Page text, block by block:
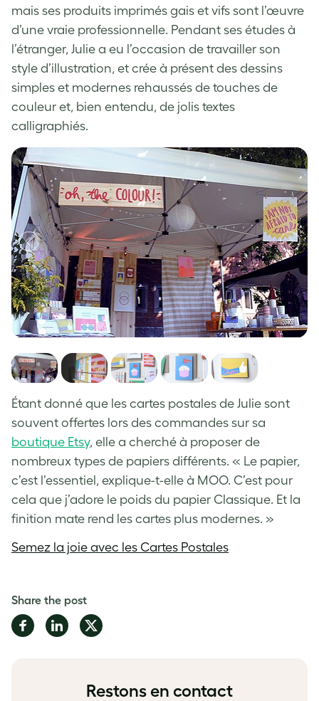
mais ses produits imprimés gais et vifs sont l’œuvre
d’une vraie professionnelle. Pendant ses études à
l’étranger, Julie a eu l’occasion de travailler son
style d’illustration, et crée à présent des dessins
simples et modernes rehaussés de touches de
couleur et, bien entendu, de jolis textes
calligraphiés.
Étant donné que les cartes postales de Julie sont
souvent offertes lors des commandes sur sa
boutique Etsy, elle a cherché à proposer de
nombreux types de papiers différents. « Le papier,
c’est l’essentiel, explique-t-elle à MOO. C’est pour
cela que j’adore le poids du papier Classique. Et la
finition mate rend les cartes plus modernes. »
Semez la joie avec les Cartes Postales
Share the post
Share
on
Share
on
Share
on
Restons en contact